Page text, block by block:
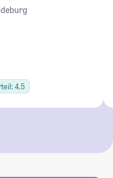
4.5